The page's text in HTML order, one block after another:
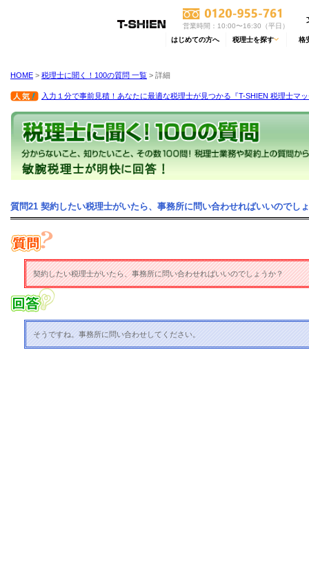
営業時間：10:00〜16:30（平日）
はじめての方へ 税理士を探す 格
HOME > 税理士に聞く！100の質問 一覧 > 詳細
入力１分で事前見積！あなたに最適な税理士が見つかる『T-SHIEN 税理士マ
質問21 契約したい税理士がいたら、事務所に問い合わせればいいのでし
契約したい税理士がいたら、事務所に問い合わせればいいのでしょうか？
そうですね。事務所に問い合わせしてください。